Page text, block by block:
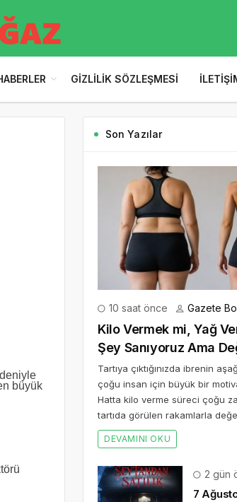
GIZLILIK SÖZLEŞMESI
büyük
Son Yazılar
10 saat önce Gazete
Kilo Vermek mi, Yağ
Şey Sanıyoruz Ama
Tartıya çıktığınızda ibrenin
çoğu insan için büyük bir
Hatta kilo verme süreci çoğu
tartıda görülen rakamlarla
DEVAMINI OKU
2 gün
7